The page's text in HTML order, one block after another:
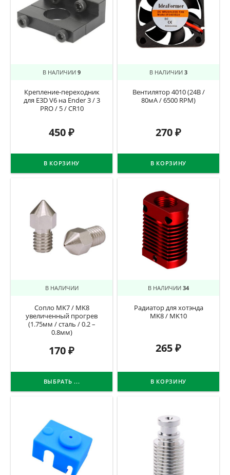
В НАЛИЧИИ 9
Крепление-переходник
для E3D V6 на Ender 3 / 3
PRO / 5 / CR10
450₽
В КОРЗИНУ
В НАЛИЧИИ 3
Вентилятор 4010 (24В /
80мА / 6500 RPM)
270₽
В КОРЗИНУ
В НАЛИЧИИ
Сопло MK7 / MK8
увеличенный прогрев
(1.75мм / сталь / 0.2 –
0.8мм)
170₽
ВЫБРАТЬ ...
В НАЛИЧИИ 34
Радиатор для хотэнда
MK8 / MK10
265₽
В КОРЗИНУ